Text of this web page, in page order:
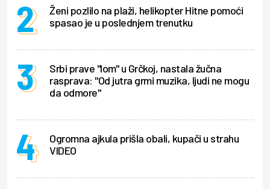
Ženi pozlilo na plaži, helikopter Hitne pomoći
spasao je u poslednjem trenutku
Srbi prave "lom" u Grčkoj, nastala žučna
rasprava: "Od jutra grmi muzika, ljudi ne mogu
da odmore"
Ogromna ajkula prišla obali, kupači u strahu
VIDEO